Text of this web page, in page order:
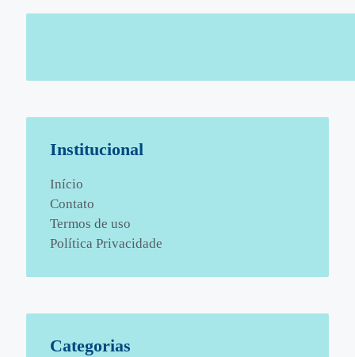
Institucional
Início
Contato
Termos de uso
Política Privacidade
Categorias